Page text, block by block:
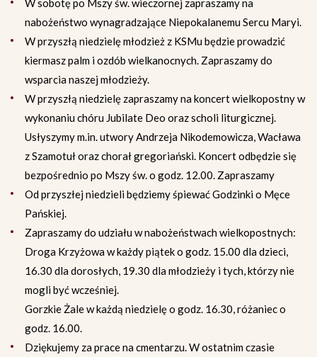
W sobotę po Mszy św. wieczornej zapraszamy na
nabożeństwo wynagradzające Niepokalanemu Sercu Maryi.
W przyszłą niedzielę młodzież z KSMu będzie prowadzić
kiermasz palm i ozdób wielkanocnych. Zapraszamy do
wsparcia naszej młodzieży.
W przyszłą niedzielę zapraszamy na koncert wielkopostny w
wykonaniu chóru Jubilate Deo oraz scholi liturgicznej.
Usłyszymy m.in. utwory Andrzeja Nikodemowicza, Wacława
z Szamotuł oraz chorał gregoriański. Koncert odbędzie się
bezpośrednio po Mszy św. o godz. 12.00. Zapraszamy
Od przyszłej niedzieli będziemy śpiewać Godzinki o Męce
Pańskiej.
Zapraszamy do udziału w nabożeństwach wielkopostnych:
Droga Krzyżowa w każdy piątek o godz. 15.00 dla dzieci,
16.30 dla dorosłych, 19.30 dla młodzieży i tych, którzy nie
mogli być wcześniej.
Gorzkie Żale w każdą niedzielę o godz. 16.30, różaniec o
godz. 16.00.
Dziękujemy za prace na cmentarzu. W ostatnim czasie